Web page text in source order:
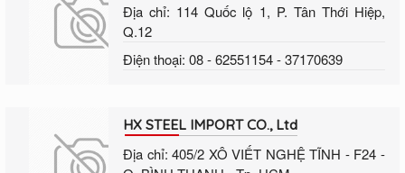
Địa chỉ: 114 Quốc lộ 1, P. Tân Thới Hiệp,
Q.12
Điện thoại: 08 - 62551154 - 37170639
HX STEEL IMPORT CO., Ltd
Địa chỉ: 405/2 XÔ VIẾT NGHỆ TĨNH - F24 -